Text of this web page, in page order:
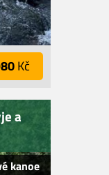
Kč
a
kanoe